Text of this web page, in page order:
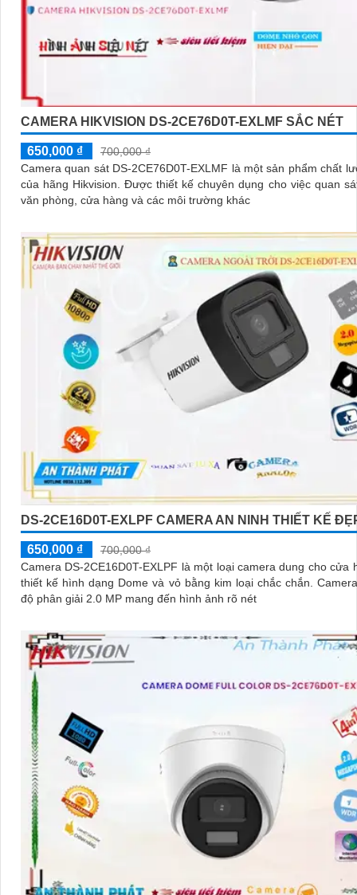
CAMERA HIKVISION DS-2CE76D0T-EXLMF SẮC NÉT
650,000 ₫
700,000 ₫
Camera quan sát DS-2CE76D0T-EXLMF là một sản phẩm chất
của hãng Hikvision. Được thiết kế chuyên dụng cho việc quan sát nhà ở,
văn phòng, cửa hàng và các môi trường khác
DS-2CE16D0T-EXLPF CAMERA AN NINH THIẾT KẾ
650,000 ₫
700,000 ₫
Camera DS-2CE16D0T-EXLPF là một loại camera dung cho cửa
thiết kế hình dạng Dome và vỏ bằng kim loại chắc chắn. Camera này có
độ phân giải 2.0 MP mang đến hình ảnh rõ nét